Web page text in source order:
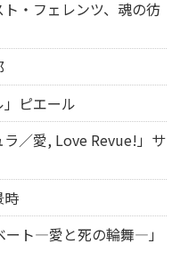
・フェレンツ、魂の彷
ピエール
／愛, Love Revue!」サ
ト—愛と死の輪舞—」